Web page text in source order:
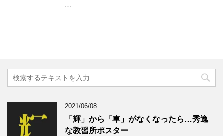
2021/06/08
「輝」から「車」がなくなったら…秀逸
な教習所ポスター